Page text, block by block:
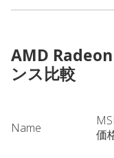
AMD
ンス比較
Name
価